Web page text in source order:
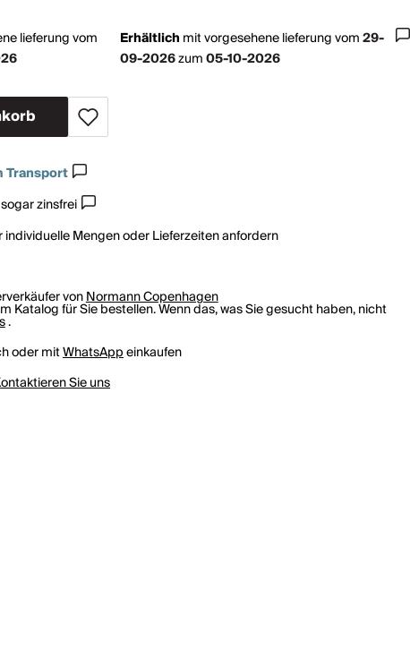
lieferung vom
Erhältlich mitvorgesehene lieferung vom29-
09-2026zum05-10-2026
Transport
zinsfrei
individuelle Mengen oder Lieferzeiten anfordern
vonNormann Copenhagen
Katalog für Sie bestellen. Wenn das, was Sie gesucht haben, nicht
.
oder mitWhatsAppeinkaufen
Sie uns